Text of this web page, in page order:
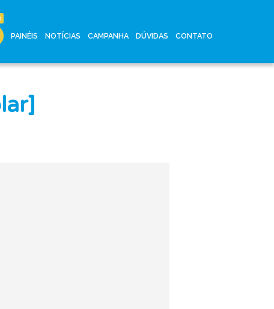
PAINÉIS NOTÍCIAS CAMPANHA DÚVIDAS CONTATO